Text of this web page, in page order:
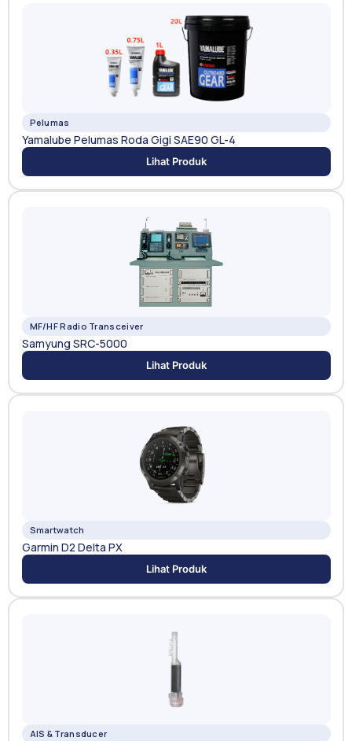
Pelumas
Yamalube Pelumas Roda Gigi SAE90 GL-4
Lihat Produk
MF/HF Radio Transceiver
Samyung SRC-5000
Lihat Produk
Smartwatch
Garmin D2 Delta PX
Lihat Produk
AIS & Transducer